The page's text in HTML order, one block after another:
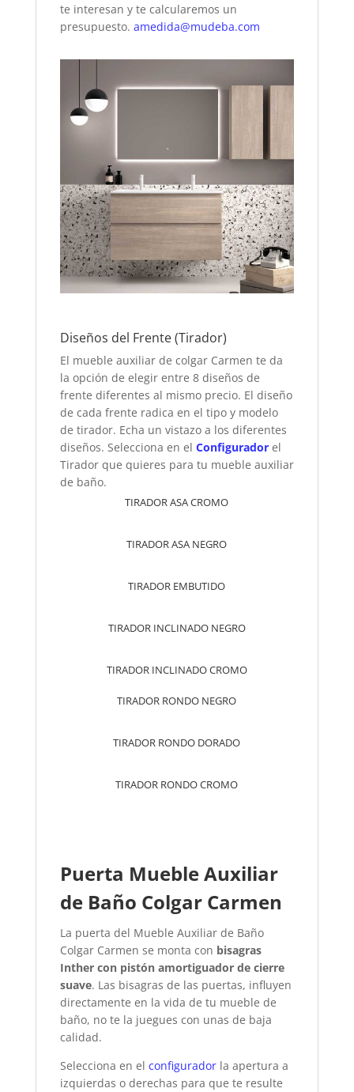
te interesan y te calcularemos un
presupuesto. amedida@mudeba.com
Diseños del Frente (Tirador)
El mueble auxiliar de colgar Carmen te da
la opción de elegir entre 8 diseños de
frente diferentes al mismo precio. El diseño
de cada frente radica en el tipo y modelo
de tirador. Echa un vistazo a los diferentes
diseños. Selecciona en el Configuradorel
Tirador que quieres para tu mueble auxiliar
de baño.
TIRADOR ASA CROMO
TIRADOR ASA NEGRO
TIRADOR EMBUTIDO
TIRADOR INCLINADO NEGRO
TIRADOR INCLINADO CROMO
TIRADOR RONDO NEGRO
TIRADOR RONDO DORADO
TIRADOR RONDO CROMO
Puerta Mueble Auxiliar
de Baño Colgar Carmen
La puerta del Mueble Auxiliar de Baño
Colgar Carmen se monta con bisagras
Inther con pistón amortiguador de cierre
suave. Las bisagras de las puertas, influyen
directamente en la vida de tu mueble de
baño, no te la juegues con unas de baja
calidad.
Selecciona en el configuradorla apertura a
izquierdas o derechas para que te resulte